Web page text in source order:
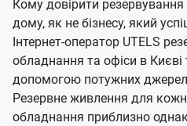
Кому довірити резервування
дому, як не бізнесу, який
Інтернет-оператор UTELS
обладнання та офіси в Києві
допомогою потужних
Резервне живлення для
обладнання приблизно